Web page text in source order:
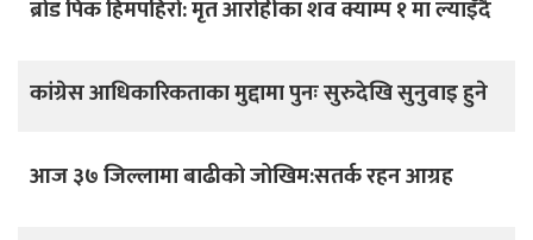
ब्रोड पिक हिमपहिरो: मृत आरोहीका शव क्याम्प १ मा ल्याइँदै
कांग्रेस आधिकारिकताका मुद्दामा पुनः सुरुदेखि सुनुवाइ हुने
आज ३७ जिल्लामा बाढीको जोखिम:सतर्क रहन आग्रह